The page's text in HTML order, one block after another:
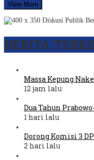
View More
BERITA
Massa Kepung
12 jam lalu
Dua Tahun
1 hari lalu
Dorong Komisi 3
2 hari lalu